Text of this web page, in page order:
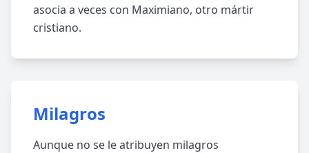
asocia a veces con Maximiano, otro mártir
cristiano.
Milagros
Aunque no se le atribuyen milagros